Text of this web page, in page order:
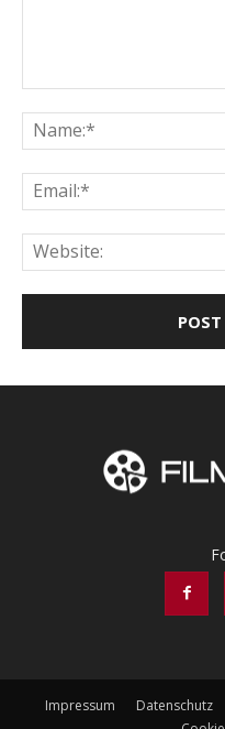
Impressum Datenschutz